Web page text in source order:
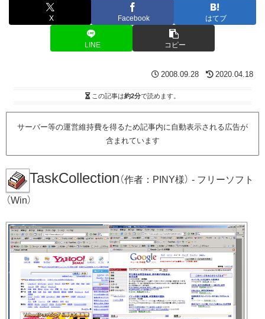
X Facebook はてブ
LINE コピー
2008.09.28 2020.04.18
この記事は約2分で読めます。
サーバー等の運営維持費を得るため記事内に自動表示される広告が
含まれています
TaskCollection （作者：PINY様） - フリーソフト
（Win）